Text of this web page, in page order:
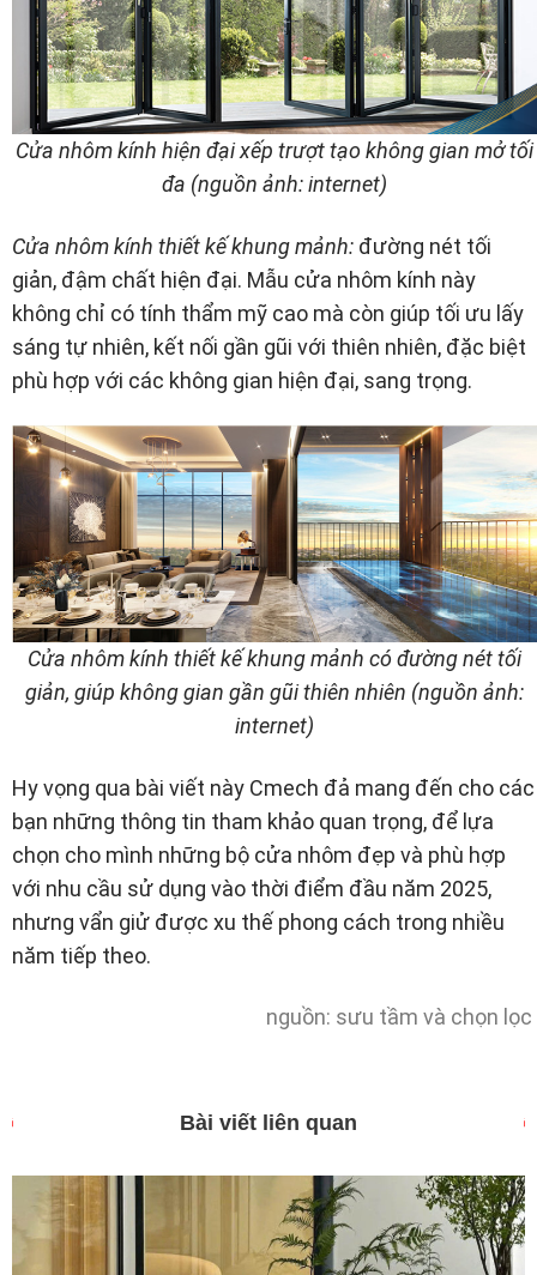
Cửa nhôm kính hiện đại xếp trượt tạo không gian mở tối
đa (nguồn ảnh: internet)
Cửa nhôm kính thiết kế khung mảnh: đường nét tối
giản, đậm chất hiện đại. Mẫu cửa nhôm kính này
không chỉ có tính thẩm mỹ cao mà còn giúp tối ưu lấy
sáng tự nhiên, kết nối gần gũi với thiên nhiên, đặc biệt
phù hợp với các không gian hiện đại, sang trọng.
Cửa nhôm kính thiết kế khung mảnh có đường nét tối
giản, giúp không gian gần gũi thiên nhiên (nguồn ảnh:
internet)
Hy vọng qua bài viết này Cmech đả mang đến cho các
bạn những thông tin tham khảo quan trọng, để lựa
chọn cho mình những bộ cửa nhôm đẹp và phù hợp
với nhu cầu sử dụng vào thời điểm đầu năm 2025,
nhưng vẩn giử được xu thế phong cách trong nhiều
năm tiếp theo.
nguồn: sưu tầm và chọn lọc
Bài viết liên quan